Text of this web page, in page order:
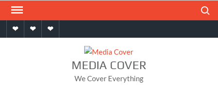
Skip
contentHomeAboutContact
MEDIA COVER
We Cover Everything